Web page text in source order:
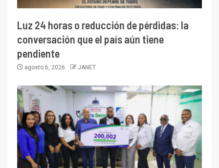
Luz 24 horas o reducción de pérdidas: la
conversación que el país aún tiene
pendiente
agosto 6, 2026 JANET